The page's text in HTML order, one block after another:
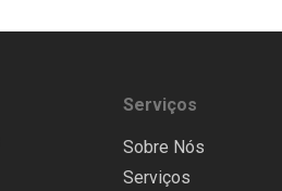
Serviços
Sobre Nós
Serviços